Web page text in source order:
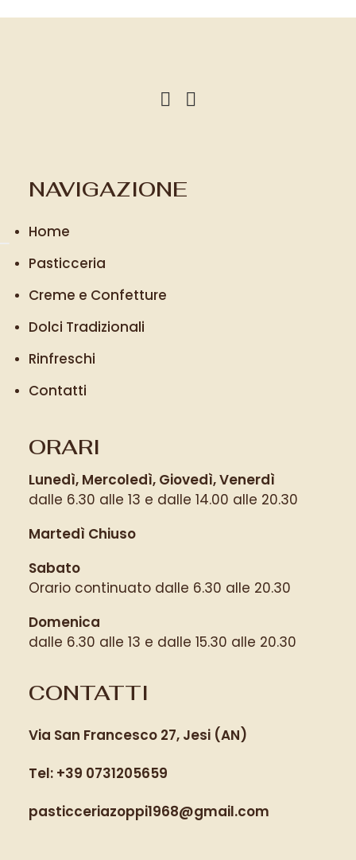
NAVIGAZIONE
Home
Pasticceria
Creme e Confetture
Dolci Tradizionali
Rinfreschi
Contatti
ORARI
Lunedì, Mercoledì, Giovedì, Venerdì
dalle 6.30 alle 13 e dalle 14.00 alle 20.30
Martedì Chiuso
Sabato
Orario continuato dalle 6.30 alle 20.30
Domenica
dalle 6.30 alle 13 e dalle 15.30 alle 20.30
CONTATTI
Via San Francesco 27, Jesi (AN)
Tel: +39 0731205659
pasticceriazoppi1968@gmail.com